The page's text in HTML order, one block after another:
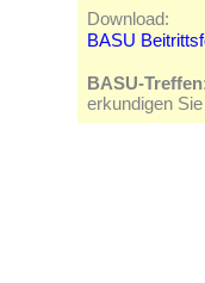
Download:
BASU
BASU-
erkundigen